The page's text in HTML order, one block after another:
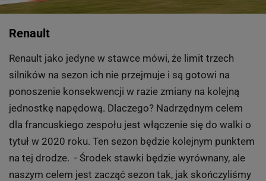
Renault
Renault jako jedyne w stawce mówi, że limit trzech
silników na sezon ich nie przejmuje i są gotowi na
ponoszenie konsekwencji w razie zmiany na kolejną
jednostkę napędową. Dlaczego? Nadrzędnym celem
dla francuskiego zespołu jest włączenie się do walki o
tytuł w 2020 roku. Ten sezon będzie kolejnym punktem
na tej drodze. - Środek stawki będzie wyrównany, ale
naszym celem jest zacząć sezon tak, jak skończyliśmy